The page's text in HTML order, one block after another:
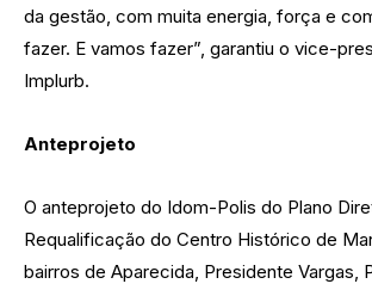
da gestão, com muita energia, força e
fazer. E vamos fazer”, garantiu o vice-
Implurb.
Anteprojeto
O anteprojeto do Idom-Polis do Plano
Requalificação do Centro Histórico de
bairros de Aparecida, Presidente Vargas,